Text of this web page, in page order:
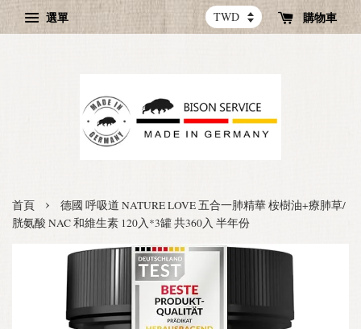
選單 購物車
首頁 ›
德國 呼吸道 NATURE LOVE 五合一肺精華 桉樹油+療肺草/
胱氨酸 NAC 和維生素 120入*3罐 共360入 半年份